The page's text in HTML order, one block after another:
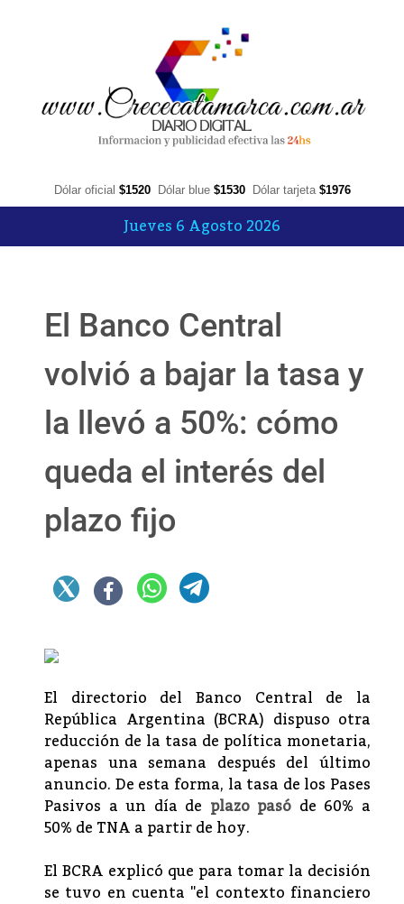
Dólar oficial $1520 Dólar blue $1530 Dólar tarjeta $1976
Jueves 6 Agosto 2026
El Banco Central
volvió a bajar la tasa y
la llevó a 50%: cómo
queda el interés del
plazo fijo
El directorio del Banco Central de la
República Argentina (BCRA) dispuso otra
reducción de la tasa de política monetaria,
apenas una semana después del último
anuncio. De esta forma, la tasa de los Pases
Pasivos a un día de plazo pasó de 60% a
50% de TNA a partir de hoy.
El BCRA explicó que para tomar la decisión
se tuvo en cuenta "el contexto financiero